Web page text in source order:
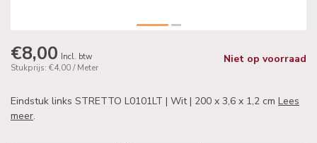
€8,00 Incl. btw
Stukprijs: €4,00 / Meter
Niet op voorraad
Eindstuk links STRETTO L0101LT | Wit | 200 x 3,6 x 1,2 cm Lees
meer.